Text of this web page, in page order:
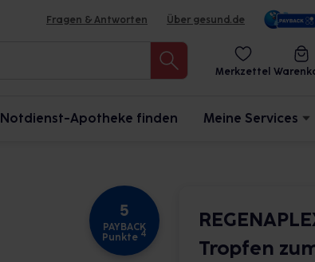
Fragen & Antworten Über gesund.de
Merkzettel
Notdienst-Apotheke finden Meine Services
5
PAYBACK
Punkte 4
Tropfen